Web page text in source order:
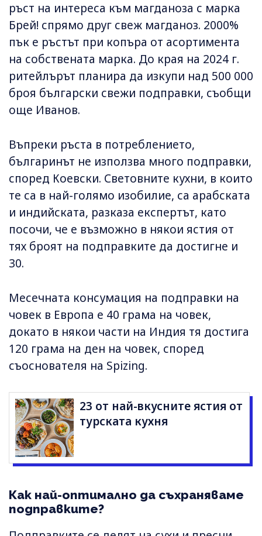
ръст на интереса към магданоза с марка
Брей! спрямо друг свеж магданоз. 2000%
пък е ръстът при копъра от асортимента
на собствената марка. До края на 2024 г.
ритейлърът планира да изкупи над 500 000
броя български свежи подправки, съобщи
още Иванов.
Въпреки ръста в потреблението,
българинът не използва много подправки,
според Коевски. Световните кухни, в които
те са в най-голямо изобилие, са арабската
и индийската, разказа експертът, като
посочи, че е възможно в някои ястия от
тях броят на подправките да достигне и
30.
Месечната консумация на подправки на
човек в Европа е 40 грама на човек,
докато в някои части на Индия тя достига
120 грама на ден на човек, според
съоснователя на Spizing.
23 от най-вкусните ястия от
турската кухня
Как най-оптимално да съхраняваме
подправките?